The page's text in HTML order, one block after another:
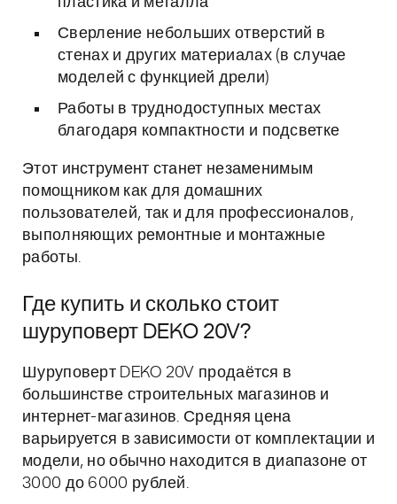
Сверление небольших отверстий в
стенах и других материалах (в случае
моделей с функцией дрели)
Работы в труднодоступных местах
благодаря компактности и подсветке
Этот инструмент станет незаменимым
помощником как для домашних
пользователей, так и для профессионалов,
выполняющих ремонтные и монтажные
работы.
Где купить и сколько стоит
шуруповерт DEKO 20V?
Шуруповерт DEKO 20V продаётся в
большинстве строительных магазинов и
интернет-магазинов. Средняя цена
варьируется в зависимости от комплектации и
модели, но обычно находится в диапазоне от
3000 до 6000 рублей.